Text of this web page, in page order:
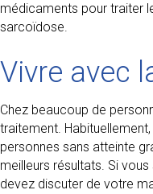
médicaments pour traiter
sarcoïdose.
Vivre avec
Chez beaucoup de
traitement.
personnes sans atteinte
meilleurs résultats. Si
devez discuter de votre